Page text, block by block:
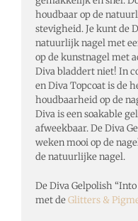
houdbaar op de
stevigheid. Je kunt de
natuurlijk nagel met
op de kunstnagel met
Diva bladdert niet! In
en Diva Topcoat is de
houdbaarheid op de
Diva is een soakable
afweekbaar. De Diva
weken mooi op de
de natuurlijke nagel.
De Diva Gelpolish
met deGlitters &